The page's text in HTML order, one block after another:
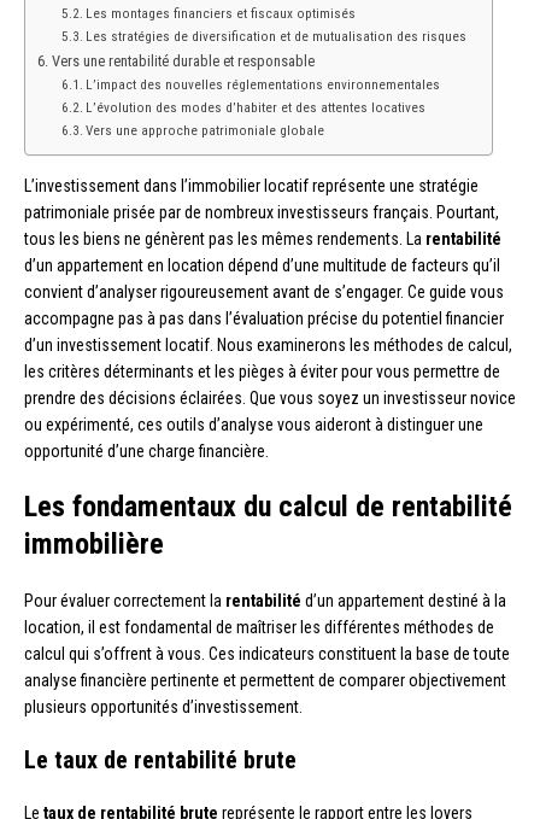
Les montages financiers et fiscaux optimisés
Les stratégies de diversification et de mutualisation des risques
Vers une rentabilité durable et responsable
L’impact des nouvelles réglementations environnementales
L’évolution des modes d’habiter et des attentes locatives
Vers une approche patrimoniale globale
L’investissement dans l’immobilier locatif représente une stratégie
patrimoniale prisée par de nombreux investisseurs français. Pourtant,
tous les biens ne génèrent pas les mêmes rendements. La rentabilité
d’un appartement en location dépend d’une multitude de facteurs qu’il
convient d’analyser rigoureusement avant de s’engager. Ce guide vous
accompagne pas à pas dans l’évaluation précise du potentiel financier
d’un investissement locatif. Nous examinerons les méthodes de calcul,
les critères déterminants et les pièges à éviter pour vous permettre de
prendre des décisions éclairées. Que vous soyez un investisseur novice
ou expérimenté, ces outils d’analyse vous aideront à distinguer une
opportunité d’une charge financière.
Les fondamentaux du calcul de rentabilité
immobilière
Pour évaluer correctement la rentabilité d’un appartement destiné à la
location, il est fondamental de maîtriser les différentes méthodes de
calcul qui s’offrent à vous. Ces indicateurs constituent la base de toute
analyse financière pertinente et permettent de comparer objectivement
plusieurs opportunités d’investissement.
Le taux de rentabilité brute
Le taux de rentabilité brute représente le rapport entre les loyers